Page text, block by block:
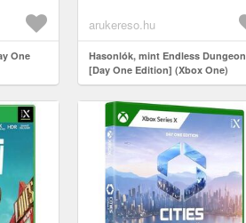
One
keveréke a díj...
arukereso.hu
Hasonlók, mint Endless Dungeon
[Day One Edition] (Xbox One)